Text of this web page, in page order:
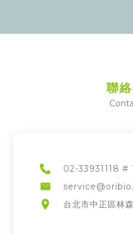
聯
02-33931118 #
台北市中正區林